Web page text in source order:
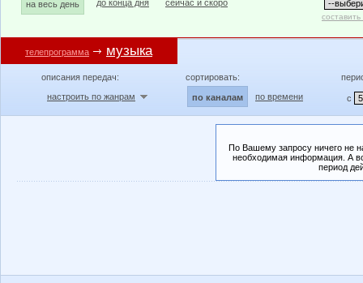
на весь день до конца дня сейчас и скоро
телепрограмма музыка
описания передач:
настроить по жанрам
сортировать:
по каналам по времени с
По Вашему запросу ничего не
необходимая информация. А
период